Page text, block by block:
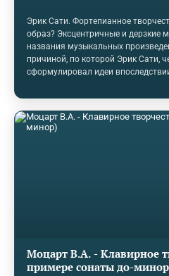
Эрик Сати. Фортепианное
образ? Эксцентричные и дерзкие
названия музыкальных
причиной, по которой Эрик Сати,
сформулировал идеи
музыковедении не удостаивается
внимания? Его творчество не
изучения в училищах и
второстепенный композитор,
Моцарт В.А. - Клавирное
примере сонаты до-